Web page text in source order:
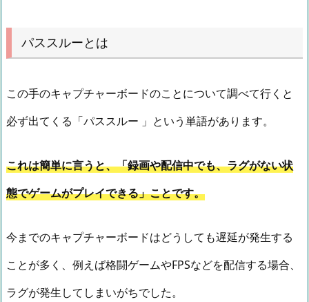
パススルーとは
この手のキャプチャーボードのことについて調べて行くと
必ず出てくる「パススルー 」という単語があります。
これは簡単に言うと、「録画や配信中でも、ラグがない状
態でゲームがプレイできる」ことです。
今までのキャプチャーボードはどうしても遅延が発生する
ことが多く、例えば格闘ゲームやFPSなどを配信する場合、
ラグが発生してしまいがちでした。